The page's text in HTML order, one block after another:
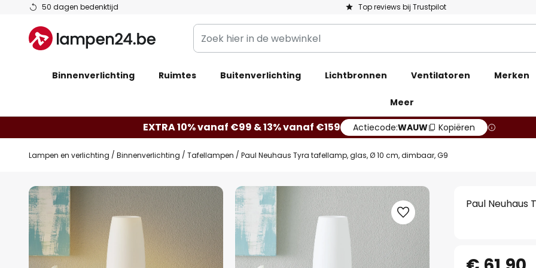
50 dagen bedenktijd Top reviews bij Trustpilot
Ga
de
inhoud
Zoek
hier
de
Binnenverlichting Ruimtes Buitenverlichting Lichtbronnen Ventilatoren Merken
Meer
EXTRA 10% vanaf €99 & 13% vanaf €159 Actiecode:WAUW Kopiëren
Lampen en verlichting Binnenverlichting Tafellampen Paul Neuhaus Tyra tafellamp, glas, Ø 10 cm, dimbaar, G9
Ga
naar
het
einde
van
Paul Neuhaus